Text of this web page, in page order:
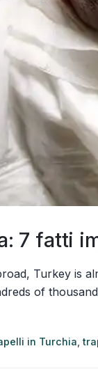
7 fatti
Turkey is
of
in Turchia,